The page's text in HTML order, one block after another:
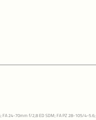
24-70mm f/2,8 ED SDM; FA PZ 28-105/4-